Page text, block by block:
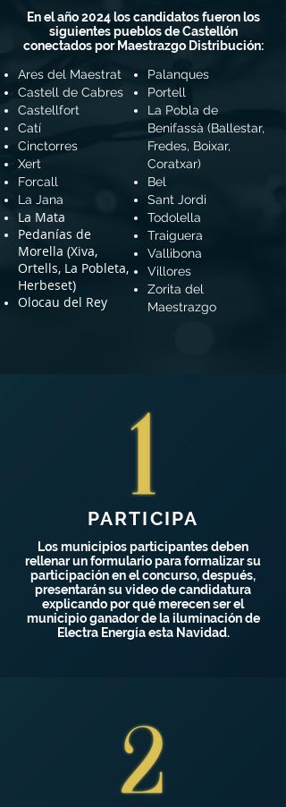
En el año 2024 los candidatos fueron los
siguientes pueblos de Castellón
conectados por Maestrazgo Distribución:
Ares del Maestrat
Castell de Cabres
Castellfort
Catí
Cinctorres
Xert
Forcall
La Jana
La Mata
Pedanías de
Morella (Xiva,
Ortells, La Pobleta,
Herbeset)
Olocau del Rey
Palanques
Portell
La Pobla de
Benifassà (Ballestar,
Fredes, Boixar,
Coratxar)
Bel
Sant Jordi
Todolella
Traiguera
Vallibona
Villores
Zorita del
Maestrazgo
PARTICIPA
Los municipios participantes deben
rellenar un formulario para formalizar su
participación en el concurso, después,
presentarán su video de candidatura
explicando por qué merecen ser el
municipio ganador de la iluminación de
Electra Energía esta Navidad.